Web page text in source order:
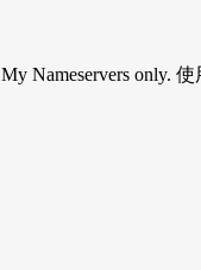
Nameservers only.